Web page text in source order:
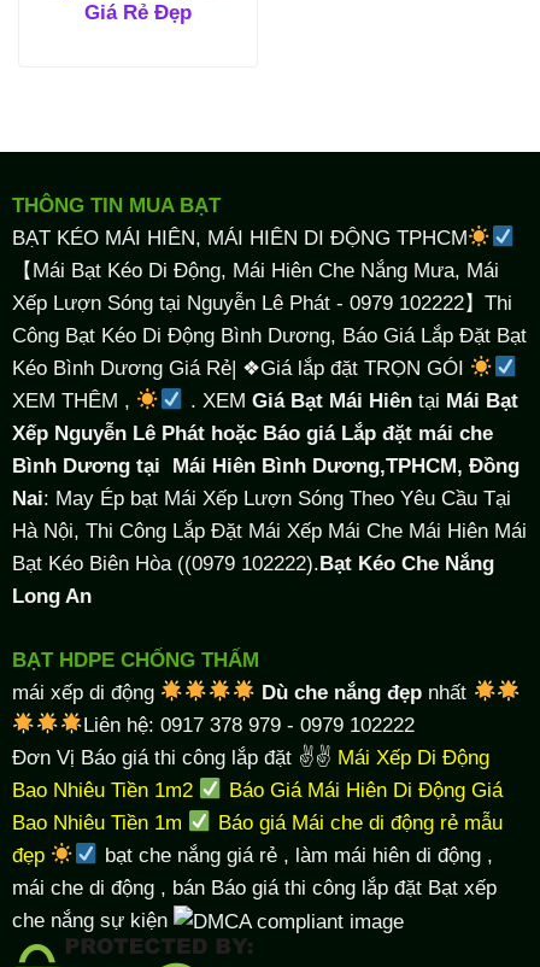
Giá Rẻ Đẹp
THÔNG TIN MUA BẠT
BẠT KÉO MÁI HIÊN, MÁI HIÊN DI ĐỘNG TPHCM
【Mái Bạt Kéo Di Động, Mái Hiên Che Nắng Mưa, Mái
Xếp Lượn Sóng tại Nguyễn Lê Phát - 0979 102222】Thi
Công Bạt Kéo Di Động Bình Dương, Báo Giá Lắp Đặt Bạt
Kéo Bình Dương Giá Rẻ| ❖Giá lắp đặt TRỌN GÓI
XEM THÊM ,
. XEM Giá Bạt Mái Hiêntại Mái Bạt
Xếp Nguyễn Lê Phát hoặc Báo giá Lắp đặt mái che
Bình Dương tại Mái Hiên Bình Dương,TPHCM, Đồng
Nai: May Ép bạt Mái Xếp Lượn Sóng Theo Yêu Cầu Tại
Hà Nội, Thi Công Lắp Đặt Mái Xếp Mái Che Mái Hiên Mái
Bạt Kéo Biên Hòa ((0979 102222).Bạt Kéo Che Nắng
Long An
BẠT HDPE CHỐNG THẤM
mái xếp di động Dù che nắng đẹp nhất
Liên hệ: 0917 378 979 - 0979 102222
Đơn Vị Báo giá thi công lắp đặt ✌✌ Mái Xếp Di Động
Bao Nhiêu Tiền 1m2
Báo Giá Mái Hiên Di Động Giá
Bao Nhiêu Tiền 1m
Báo giá Mái che di động rẻ mẫu
đẹp
bạt che nắng giá rẻ, làm mái hiên di động,
mái che di động , bán Báo giá thi công lắp đặt Bạt xếp
che nắng sự kiện